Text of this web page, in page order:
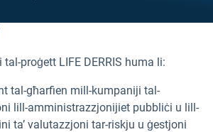
proġett LIFE DERRIS huma li:
tal-għarfien mill-kumpaniji tal-
lill-amministrazzjonijiet pubbliċi u lill-
ta’ valutazzjoni tar-riskju u ġestjoni